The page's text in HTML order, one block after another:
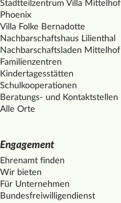
Stadtteilzentrum Villa Mittelhof
Phoenix
Villa Folke Bernadotte
Nachbarschaftshaus Lilienthal
Nachbarschaftsladen Mittelhof
Familienzentren
Kindertagesstätten
Schulkooperationen
Beratungs- und Kontaktstellen
Alle Orte
Engagement
Ehrenamt finden
Wir bieten
Für Unternehmen
Bundesfreiwilligendienst